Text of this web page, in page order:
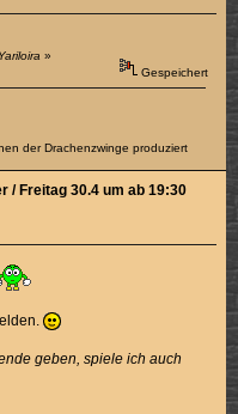
»
Gespeichert
der Drachenzwinge produziert
/ Freitag 30.4 um ab 19:30
geben, spiele ich auch